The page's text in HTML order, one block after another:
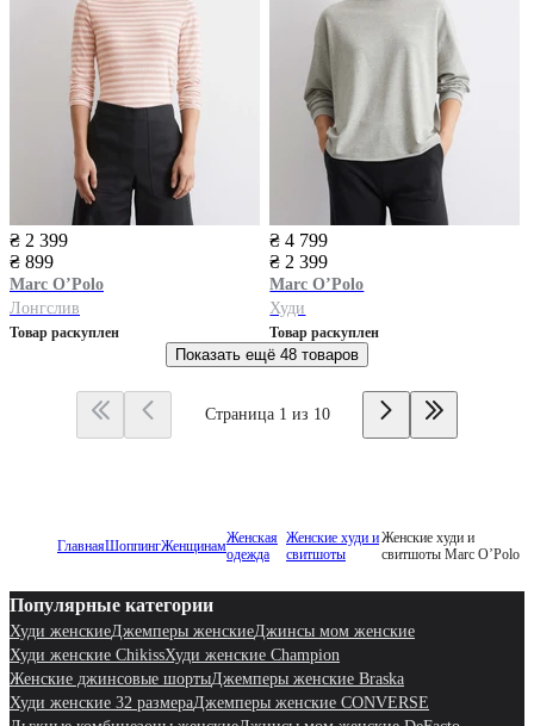
₴ 2 399
₴ 899
Marc O’Polo
Лонгслив
Товар раскуплен
₴ 4 799
₴ 2 399
Marc O’Polo
Худи
Товар раскуплен
Показать ещё 48 товаров
Страница 1 из 10
ГлавнаяШоппингЖенщинамЖенская
одежда
Женские худи и
свитшоты
Женские худи и
свитшоты Marc O’Polo
Популярные категории
Худи женскиеДжемперы женскиеДжинсы мом женские
Худи женские ChikissХуди женские Champion
Женские джинсовые шортыДжемперы женские Braska
Худи женские 32 размераДжемперы женские CONVERSE